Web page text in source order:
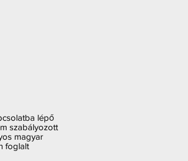
lépő
szabályozott
magyar
foglalt